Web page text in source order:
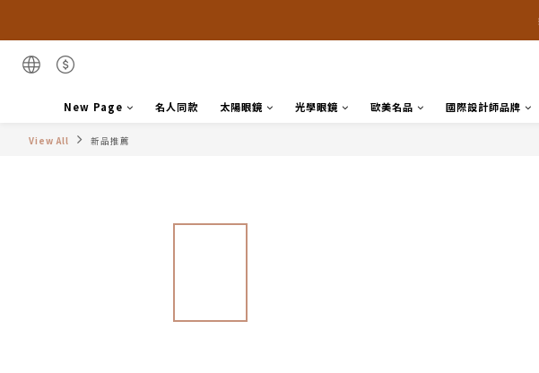
New Page 名人同款 太陽眼鏡 光學眼鏡 歐美名品 國際設計師品牌
View All 新品推薦